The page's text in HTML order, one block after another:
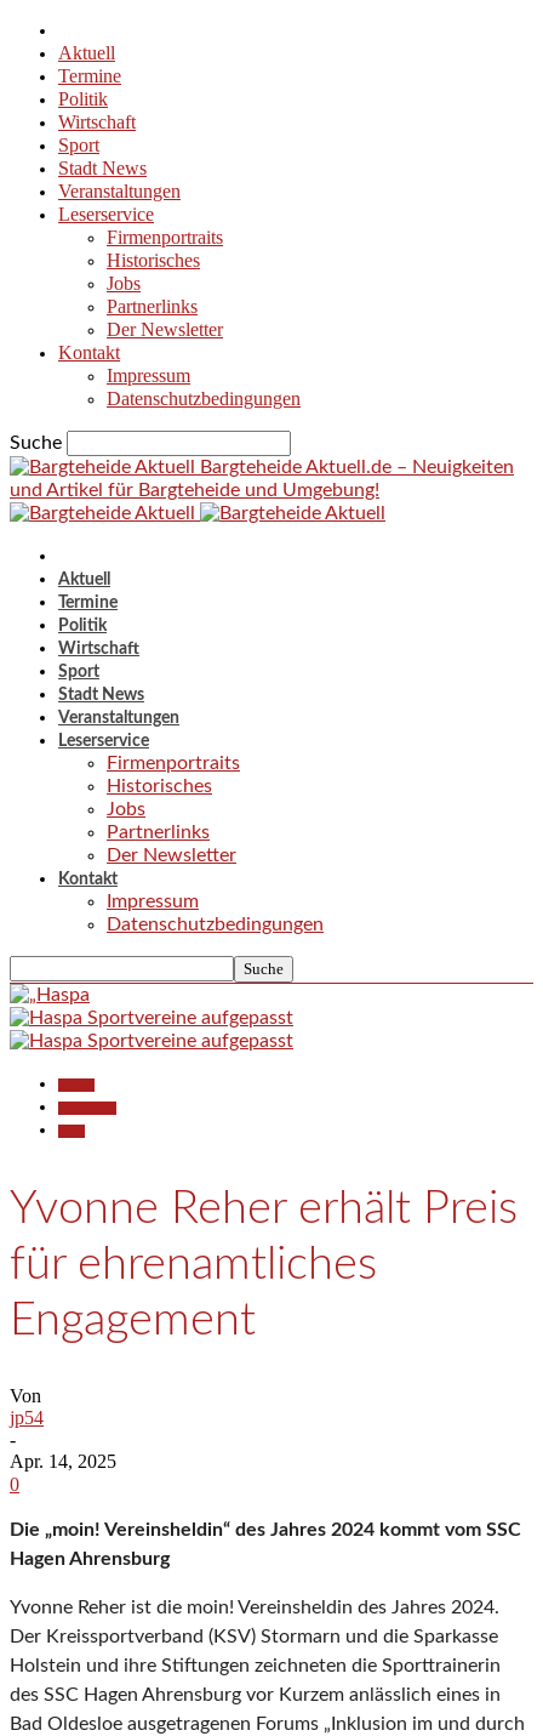
Aktuell
Termine
Politik
Wirtschaft
Sport
Stadt News
Veranstaltungen
Leserservice
Firmenportraits
Historisches
Jobs
Partnerlinks
Der Newsletter
Kontakt
Impressum
Datenschutzbedingungen
Suche
Bargteheide Aktuell.de – Neuigkeiten
und Artikel für Bargteheide und Umgebung!
Aktuell
Termine
Politik
Wirtschaft
Sport
Stadt News
Veranstaltungen
Leserservice
Firmenportraits
Historisches
Jobs
Partnerlinks
Der Newsletter
Kontakt
Impressum
Datenschutzbedingungen
Yvonne Reher erhält Preis
für ehrenamtliches
Engagement
Von
jp54
-
Apr. 14, 2025
0
Die „moin! Vereinsheldin“ des Jahres 2024 kommt vom SSC
Hagen Ahrensburg
Yvonne Reher ist die moin! Vereinsheldin des Jahres 2024.
Der Kreissportverband (KSV) Stormarn und die Sparkasse
Holstein und ihre Stiftungen zeichneten die Sporttrainerin
des SSC Hagen Ahrensburg vor Kurzem anlässlich eines in
Bad Oldesloe ausgetragenen Forums „Inklusion im und durch